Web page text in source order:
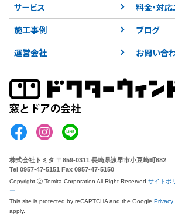
サービス
料金・対
施工事例
ブログ
運営会社
お問い合
株式会社トミタ 〒859-0311 長崎県諫早市小豆崎町682
Tel 0957-47-5151 Fax 0957-47-5150
Copyright ⓒ Tomita Corporation All Right Reserved. サイトポ
ー
This site is protected by reCAPTCHA and the Google Privacy
apply.